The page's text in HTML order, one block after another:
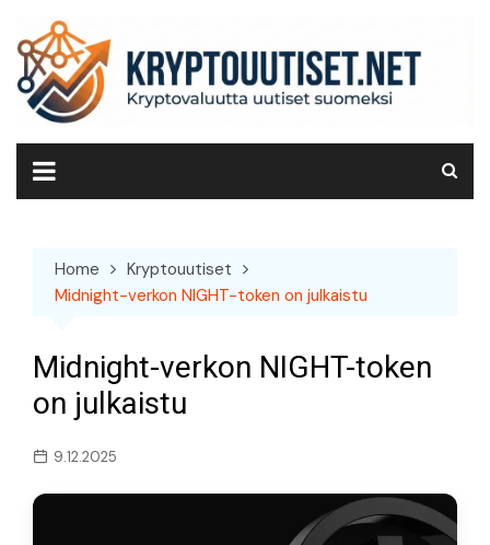
content
Home
Kryptouutiset
Midnight-verkon NIGHT-token on julkaistu
Midnight-verkon NIGHT-token
on julkaistu
9.12.2025